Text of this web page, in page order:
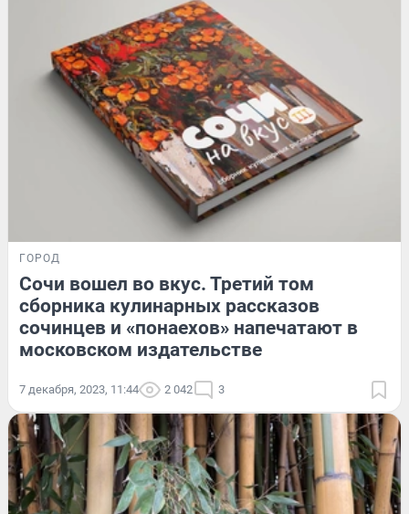
ГОРОД
Сочи вошел во вкус. Третий том
сборника кулинарных рассказов
сочинцев и «понаехов» напечатают в
московском издательстве
7 декабря, 2023, 11:44 2 042 3